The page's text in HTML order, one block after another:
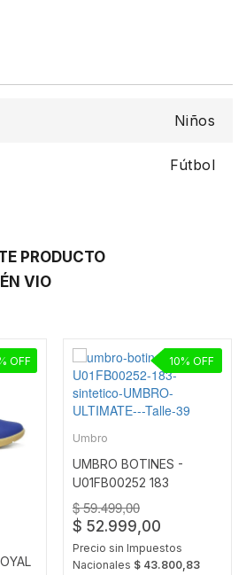
Niños
Fútbol
PRODUCTO
VIO
Umbro
UMBRO BOTINES -
U01FB00252 183
SINTETICO UMBRO
ULTIMATE
$ 59.499,00
$ 52.999,00
Precio sin Impuestos
Nacionales $ 43.800,83
10